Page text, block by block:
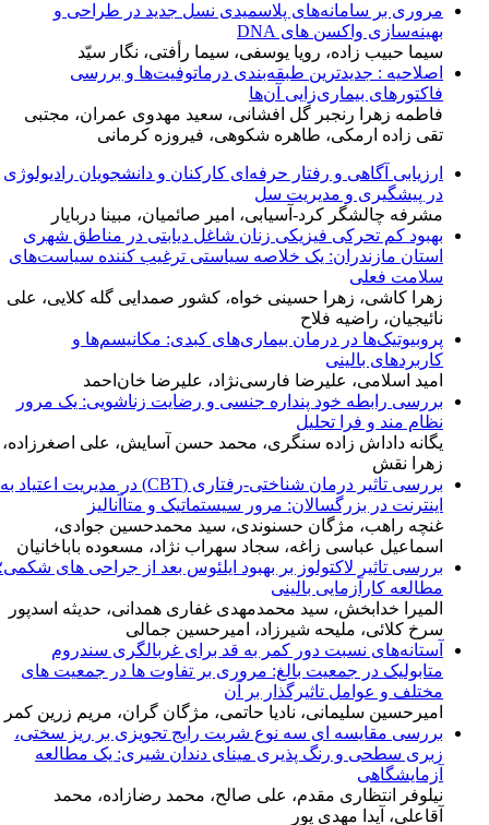
مروری بر سامانه‌های پلاسمیدی نسل جدید در طراحی و
بهینه‌سازی واکسن‌ های DNA
سیما حبیب زاده، رویا یوسفی، سیما رأفتی، نگار سیّد
اصلاحیه : جدیدترین طبقه‌بندی درماتوفیت‌ها و بررسی
فاکتورهای بیماری‌زایی آن‌ها
فاطمه زهرا رنجبر گل افشانی، سعید مهدوی عمران، مجتبی
تقی زاده ارمکی، طاهره شکوهی، فیروزه کرمانی
ارزیابی آگاهی و رفتار حرفه‌ای کارکنان و دانشجویان رادیولوژی
در پیشگیری و مدیریت سل
مشرفه چالشگر کرد-آسیابی، امیر صائمیان، مبینا دربایار
بهبود کم‌ تحرکی فیزیکی زنان شاغل دیابتی در مناطق شهری
استان مازندران: یک خلاصه سیاستی ترغیب کننده سیاست‌های
سلامت فعلی
زهرا کاشی، زهرا حسینی خواه، کشور صمدایی گله کلایی، علی
نائیجیان، راضیه فلاح
پروبیوتیک‌ها در درمان بیماری‌های کبدی: مکانیسم‌ها و
کاربردهای بالینی
امید اسلامی، علیرضا فارسی‌نژاد، علیرضا خان‌احمد
بررسی رابطه خود پنداره جنسی و رضایت زناشویی: یک مرور
نظام مند و فرا تحلیل
یگانه داداش زاده سنگری، محمد حسن آسایش، علی اصغرزاده،
زهرا نقش
بررسی تاثیر درمان شناختی-رفتاری (CBT) در مدیریت اعتیاد به
اینترنت در بزرگسالان: مرور سیستماتیک و متاآنالیز
غنچه راهب، مژگان حسنوندی، سید محمدحسین جوادی،
اسماعیل عباسی زاغه، سجاد سهراب نژاد، مسعوده باباخانیان
بررسی تاثیر لاکتولوز بر بهبود ایلئوس بعد از جراحی های شکمی؛
مطالعه کارآزمایی بالینی
المیرا خدابخش، سید محمدمهدی غفاری همدانی، حدیثه اسدپور
سرخ کلائی، ملیحه شیرزاد، امیرحسین جمالی
آستانه‌های نسبت دور کمر به قد برای غربالگری سندروم
متابولیک در جمعیت بالغ: مروری بر تفاوت ها در جمعیت های
مختلف و عوامل تاثیرگذار بر آن
امیرحسین سلیمانی، نادیا حاتمی، مژگان گران، مریم زرین کمر
بررسی مقایسه ای سه نوع شربت رایج تجویزی بر ریز سختی،
زبری سطحی و رنگ پذیری مینای دندان‌ شیری: یک مطالعه
آزمایشگاهی
نیلوفر انتظاری مقدم، علی صالح، محمد رضازاده، محمد
آقاعلی، آیدا مهدی پور